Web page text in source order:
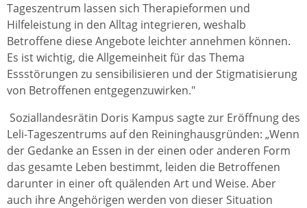
Tageszentrum lassen sich Therapieformen und
Hilfeleistung in den Alltag integrieren, weshalb
Betroffene diese Angebote leichter annehmen können.
Es ist wichtig, die Allgemeinheit für das Thema
Essstörungen zu sensibilisieren und der Stigmatisierung
von Betroffenen entgegenzuwirken."
Soziallandesrätin Doris Kampus sagte zur Eröffnung des
Leli-Tageszentrums auf den Reininghausgründen: „Wenn
der Gedanke an Essen in der einen oder anderen Form
das gesamte Leben bestimmt, leiden die Betroffenen
darunter in einer oft quälenden Art und Weise. Aber
auch ihre Angehörigen werden von dieser Situation